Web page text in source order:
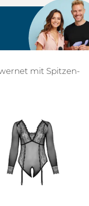
mit Spitzen-